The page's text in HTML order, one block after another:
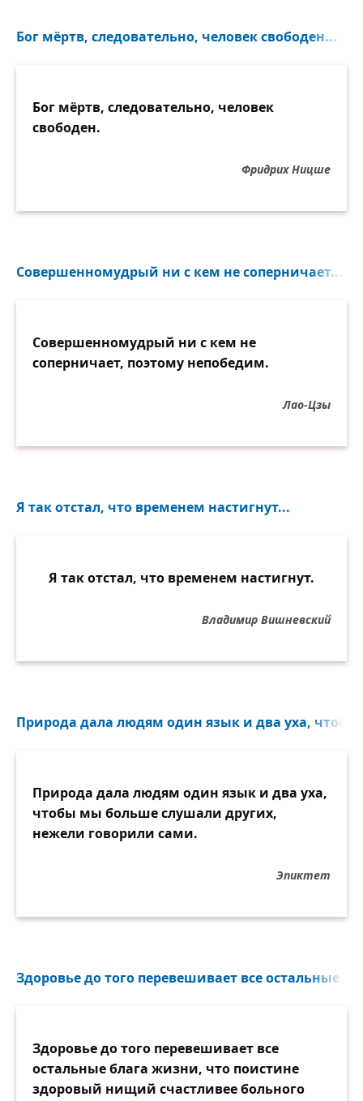
Бог мёртв, следовательно, человек свободен...
Бог мёртв, следовательно, человек
свободен.
Фридрих Ницше
Совершенномудрый ни с кем не соперничает...
Совершенномудрый ни с кем не
соперничает, поэтому непобедим.
Лао-Цзы
Я так отстал, что временем настигнут...
Я так отстал, что временем настигнут.
Владимир Вишневский
Природа дала людям один язык и два уха,
Природа дала людям один язык и два уха,
чтобы мы больше слушали других,
нежели говорили сами.
Эпиктет
Здоровье до того перевешивает все остальные
Здоровье до того перевешивает все
остальные блага жизни, что поистине
здоровый нищий счастливее больного